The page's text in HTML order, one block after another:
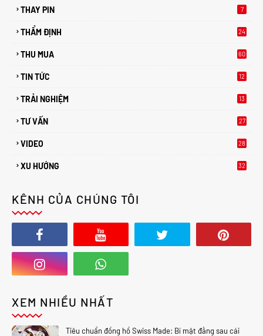
THAY PIN 7
THẨM ĐỊNH 24
THU MUA 60
TIN TỨC 12
TRẢI NGHIỆM 13
TƯ VẤN
27
VIDEO 28
XU HƯỚNG
32
KÊNH CỦA CHÚNG TÔI
XEM NHIỀU NHẤT
Tiêu chuẩn đồng hồ Swiss Made: Bí mật đằng sau cái